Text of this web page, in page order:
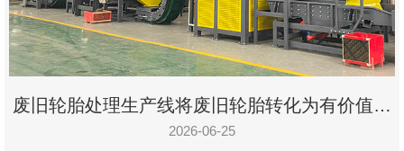
废旧轮胎处理生产线将废旧轮胎转化为有价值的
资源
2026-06-25